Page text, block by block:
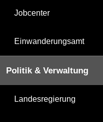
Jobcenter
Einwanderungsamt
Politik & Verwaltung
Landesregierung